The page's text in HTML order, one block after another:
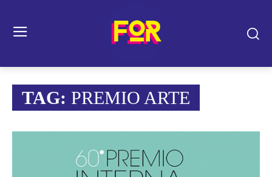
TAG: PREMIO ARTE